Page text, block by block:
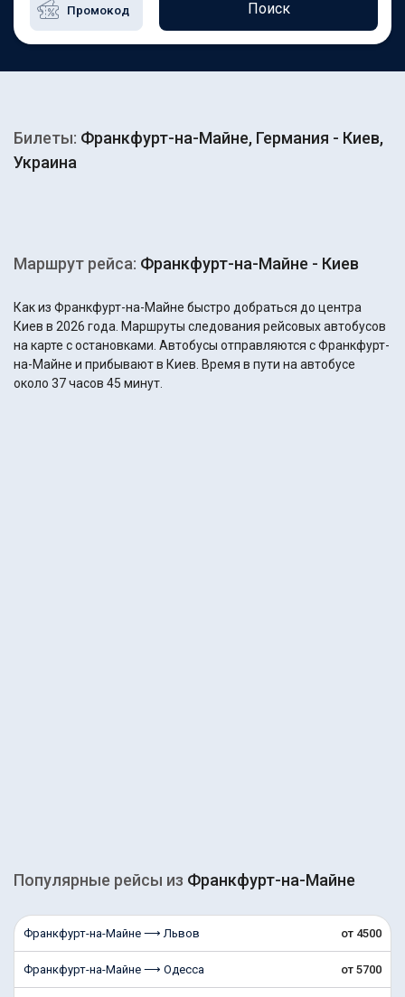
Поиск
Билеты: Франкфурт-на-Майне, Германия - Киев,
Украина
Маршрут рейса: Франкфурт-на-Майне - Киев
Как из Франкфурт-на-Майне быстро добраться до центра
Киев в 2026 года. Маршруты следования рейсовых автобусов
на карте с остановками. Автобусы отправляются с Франкфурт-
на-Майне и прибывают в Киев. Время в пути на автобусе
около 37 часов 45 минут.
Популярные рейсы из Франкфурт-на-Майне
Франкфурт-на-Майне ⟶ Львов от 4500
Франкфурт-на-Майне ⟶ Одесса от 5700